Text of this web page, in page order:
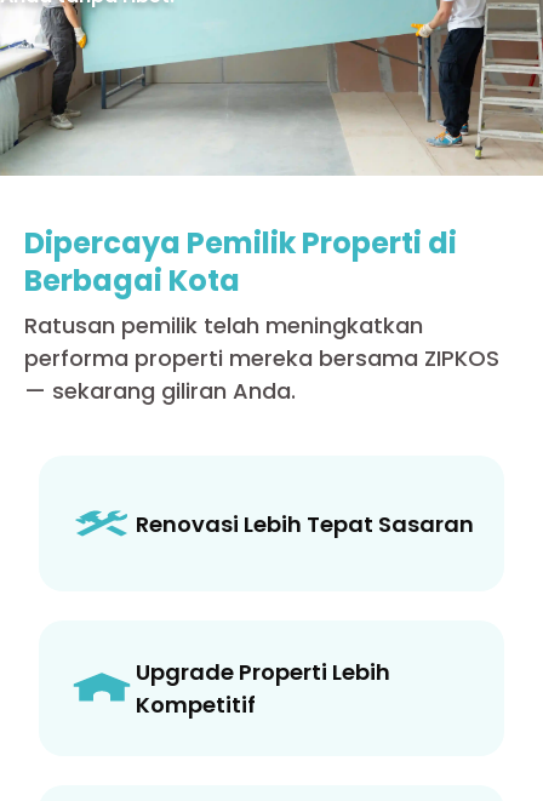
Dipercaya Pemilik Properti di
Berbagai Kota
Ratusan pemilik telah meningkatkan
performa properti mereka bersama ZIPKOS
— sekarang giliran Anda.
Renovasi Lebih Tepat Sasaran
Upgrade Properti Lebih
Kompetitif